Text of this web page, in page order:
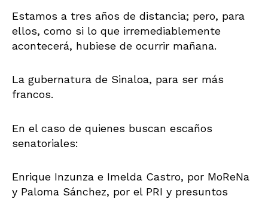
Estamos a tres años de distancia; pero, para
ellos, como si lo que irremediablemente
acontecerá, hubiese de ocurrir mañana.
La gubernatura de Sinaloa, para ser más
francos.
En el caso de quienes buscan escaños
senatoriales:
Enrique Inzunza e Imelda Castro, por MoReNa
y Paloma Sánchez, por el PRI y presuntos